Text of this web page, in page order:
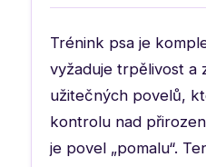
Trénink psa je
vyžaduje trpělivost a
užitečných povelů,
kontrolu nad
je povel „pomalu“.